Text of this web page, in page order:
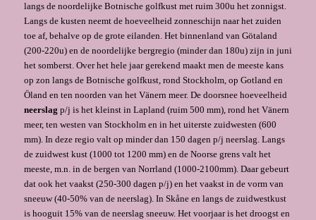
langs de noordelijke Botnische golfkust met ruim 300u het zonnigst.
Langs de kusten neemt de hoeveelheid zonneschijn naar het zuiden
toe af, behalve op de grote eilanden. Het binnenland van Götaland
(200-220u) en de noordelijke bergregio (minder dan 180u) zijn in juni
het somberst. Over het hele jaar gerekend maakt men de meeste kans
op zon langs de Botnische golfkust, rond Stockholm, op Gotland en
Öland en ten noorden van het Vänern meer. De doorsnee hoeveelheid
neerslag p/j is het kleinst in Lapland (ruim 500 mm), rond het Vänern
meer, ten westen van Stockholm en in het uiterste zuidwesten (600
mm). In deze regio valt op minder dan 150 dagen p/j neerslag. Langs
de zuidwest kust (1000 tot 1200 mm) en de Noorse grens valt het
meeste, m.n. in de bergen van Norrland (1000-2100mm). Daar gebeurt
dat ook het vaakst (250-300 dagen p/j) en het vaakst in de vorm van
sneeuw (40-50% van de neerslag). In Skåne en langs de zuidwestkust
is hooguit 15% van de neerslag sneeuw. Het voorjaar is het droogst en